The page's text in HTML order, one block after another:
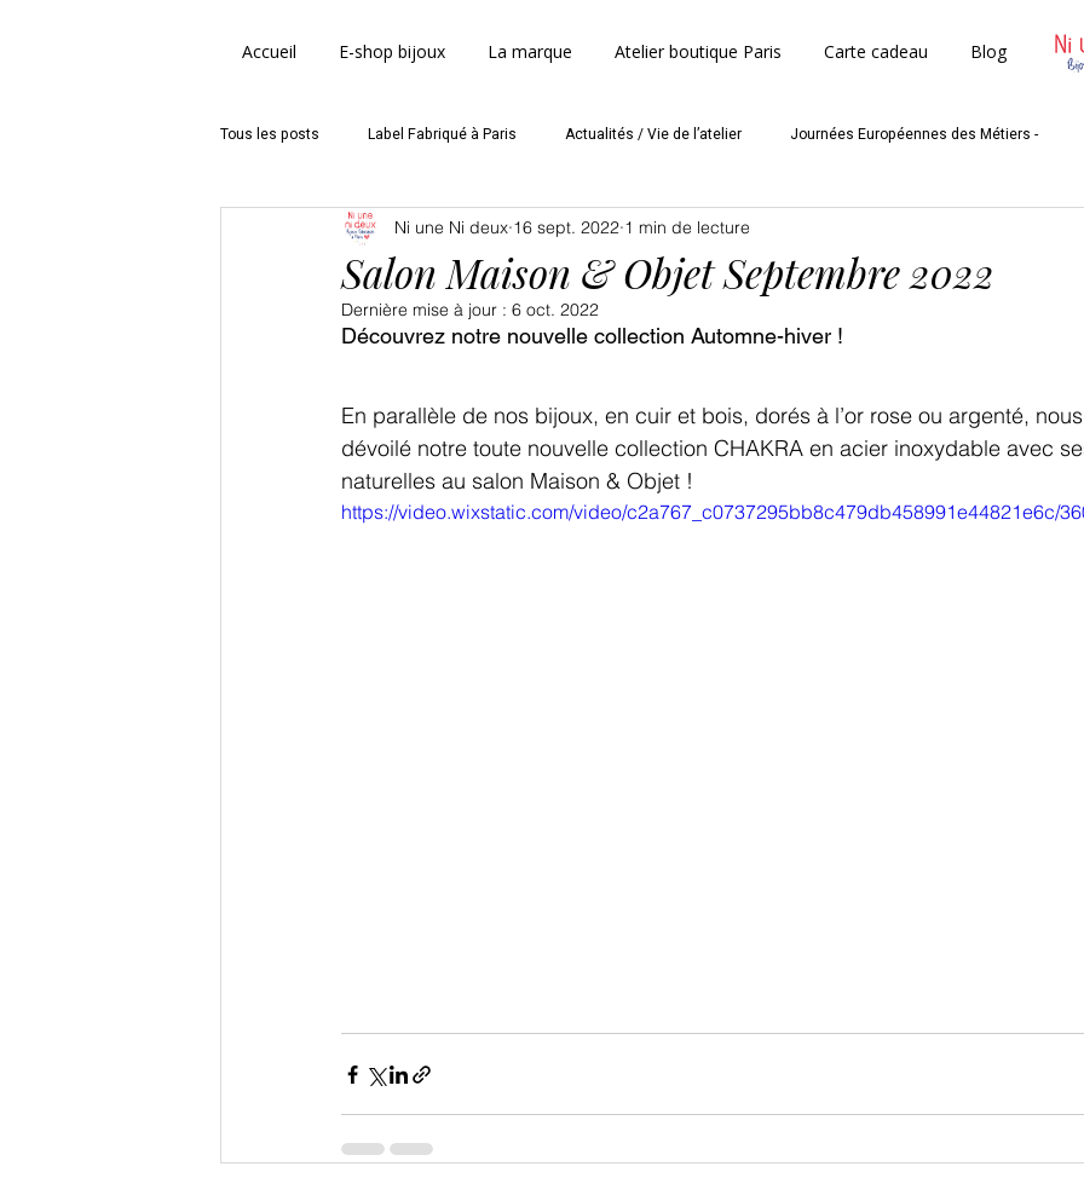
Accueil E-shop bijoux La marque Atelier boutique Paris Carte cadeau Blog
Tous les posts Label Fabriqué à Paris Actualités / Vie de l’atelier Journées Européennes des Métiers -
Bijoux artisanaux Paris Fête des Mères Nos partenaires
Salon Maison & Objet Septembre 2022
Ni une Ni deux 16 sept. 2022 1 min de lecture
Dernière mise à jour : 6 oct. 2022
Découvrez notre nouvelle collection Automne-hiver !
En parallèle de nos bijoux, en cuir et bois, dorés à l’or rose ou argenté,
dévoilé notre toute nouvelle collection CHAKRA en acier inoxydable avec
naturelles au salon Maison & Objet !
https://video.wixstatic.com/video/c2a767_c0737295bb8c479db458991e44821e6c/